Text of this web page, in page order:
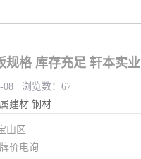
规格 库存充足 轩本实业
08 浏览数：67
建材 钢材
山区
价电询